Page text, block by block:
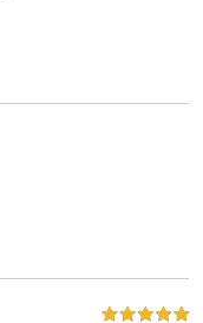
5,0 étoiles sur 5